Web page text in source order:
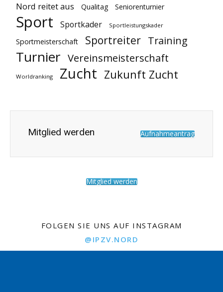
Nord reitet aus Qualitag Seniorenturnier
Sport Sportkader Sportleistungskader
Sportmeisterschaft Sportreiter Training
Turnier Vereinsmeisterschaft
Worldranking Zucht Zukunft Zucht
Mitglied werden Aufnahmeantrag
Mitglied werden
FOLGEN SIE UNS AUF INSTAGRAM
@IPZV.NORD